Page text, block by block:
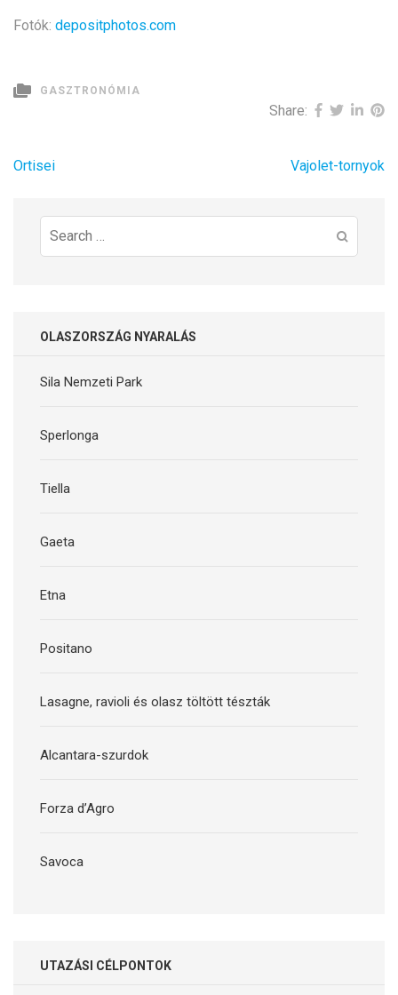
Fotók: depositphotos.com
GASZTRONÓMIA
Share:
Bejegyzés
Ortisei Vajolet-tornyok
Search
for:
OLASZORSZÁG NYARALÁS
Sila Nemzeti Park
Sperlonga
Tiella
Gaeta
Etna
Positano
Lasagne, ravioli és olasz töltött tészták
Alcantara-szurdok
Forza d’Agro
Savoca
UTAZÁSI CÉLPONTOK